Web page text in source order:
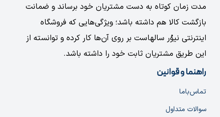
مدت زمان کوتاه به دست مشتریان خود برساند و ضمانت
بازگشت کالا هم داشته باشد؛ ویژگی‌هایی که فروشگاه
اینترنتی نیوُر سالهاست بر روی آن‌ها کار کرده و توانسته از
این طریق مشتریان ثابت خود را داشته باشد.
راهنما و قوانین
تماس‌با‌ما
سوالات متداول